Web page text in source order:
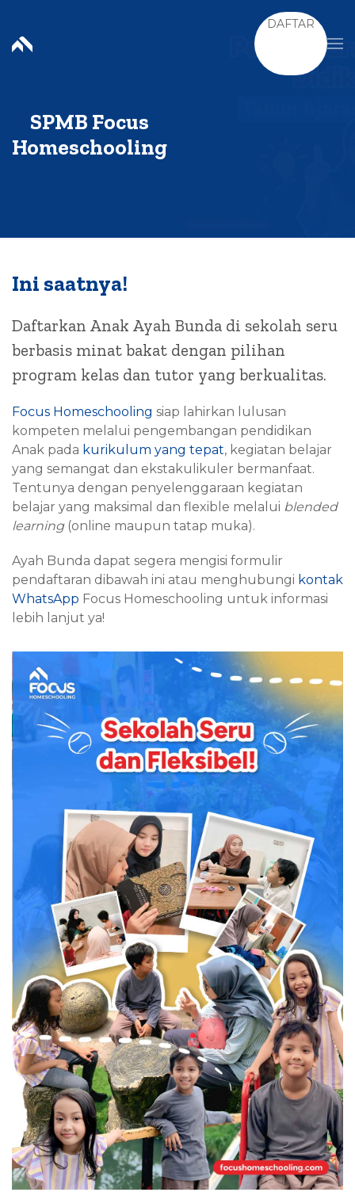
DAFTAR
SPMB Focus
Homeschooling
Ini saatnya!
Daftarkan Anak Ayah Bunda di sekolah seru
berbasis minat bakat dengan pilihan
program kelas dan tutor yang berkualitas.
Focus Homeschooling siap lahirkan lulusan
kompeten melalui pengembangan pendidikan
Anak pada kurikulum yang tepat, kegiatan belajar
yang semangat dan ekstakulikuler bermanfaat.
Tentunya dengan penyelenggaraan kegiatan
belajar yang maksimal dan flexible melalui blended
learning(online maupun tatap muka).
Ayah Bunda dapat segera mengisi formulir
pendaftaran dibawah ini atau menghubungi kontak
WhatsApp Focus Homeschooling untuk informasi
lebih lanjut ya!